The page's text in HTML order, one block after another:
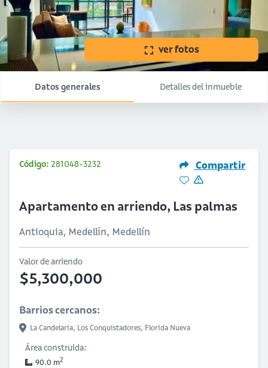
ver fotos
Datos generales Detalles del inmueble
Código: 281048-3232 Compartir
Apartamento en arriendo, Las palmas
Antioquia, Medellín, Medellín
Valor de arriendo
$5,300,000
Barrios cercanos:
La Candelaria, Los Conquistadores, Florida Nueva
Área construida:
90.0 m2